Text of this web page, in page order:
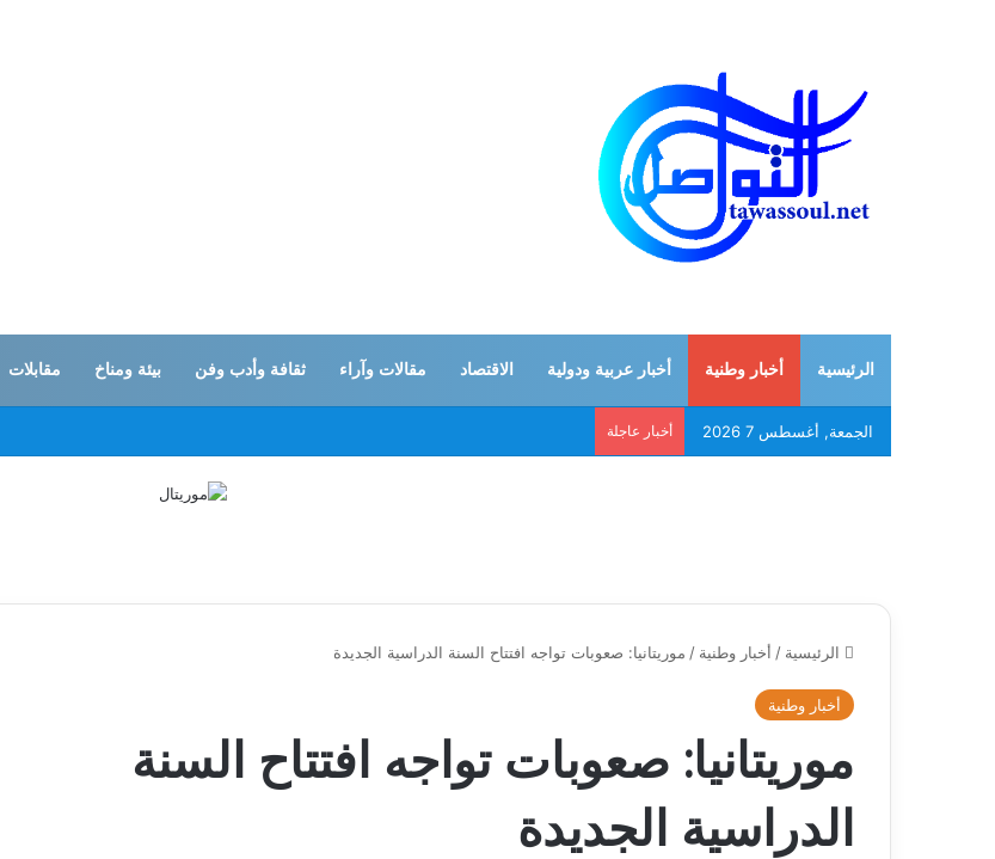
الرئيسية أخبار وطنية أخبار عربية ودولية الاقتصاد مقالات وآراء ثقافة وأدب وفن بيئة ومناخ مقابلات
الجمعة, أغسطس 7 2026 أخبار عاجلة
الرئيسية / أخبار وطنية / موريتانيا: صعوبات تواجه افتتاح السنة الدراسية الجديدة
أخبار وطنية
موريتانيا: صعوبات تواجه افتتاح السنة
الدراسية الجديدة